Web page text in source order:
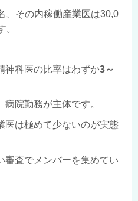
、その内稼働産業医は30,0
。
神科医の比率はわずか3～
院勤務が主体です。
医は極めて少ないのが実態
審査でメンバーを集めてい